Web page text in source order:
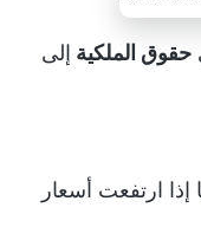
حقوق الملكية إلى
ارتفعت أسعار